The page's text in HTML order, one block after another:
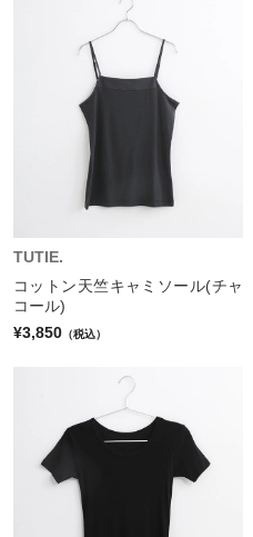
TUTIE.
コットン天竺キャミソール(チャ
コール)
¥3,850 （税込）